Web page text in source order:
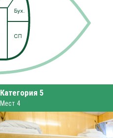
Категория 5
Мест 4